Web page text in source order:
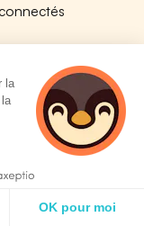
la
OK pour moi
2 personnes
consultent
actuellement cette